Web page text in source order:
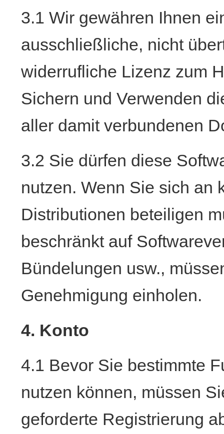
3.1 Wir gewähren Ihnen
ausschließliche, nicht
widerrufliche Lizenz zum
Sichern und Verwenden
aller damit verbundenen
3.2 Sie dürfen diese
nutzen. Wenn Sie sich an
Distributionen beteiligen
beschränkt auf
Bündelungen usw.,
Genehmigung einholen.
4. Konto
4.1 Bevor Sie bestimmte
nutzen können, müssen
geforderte Registrierung